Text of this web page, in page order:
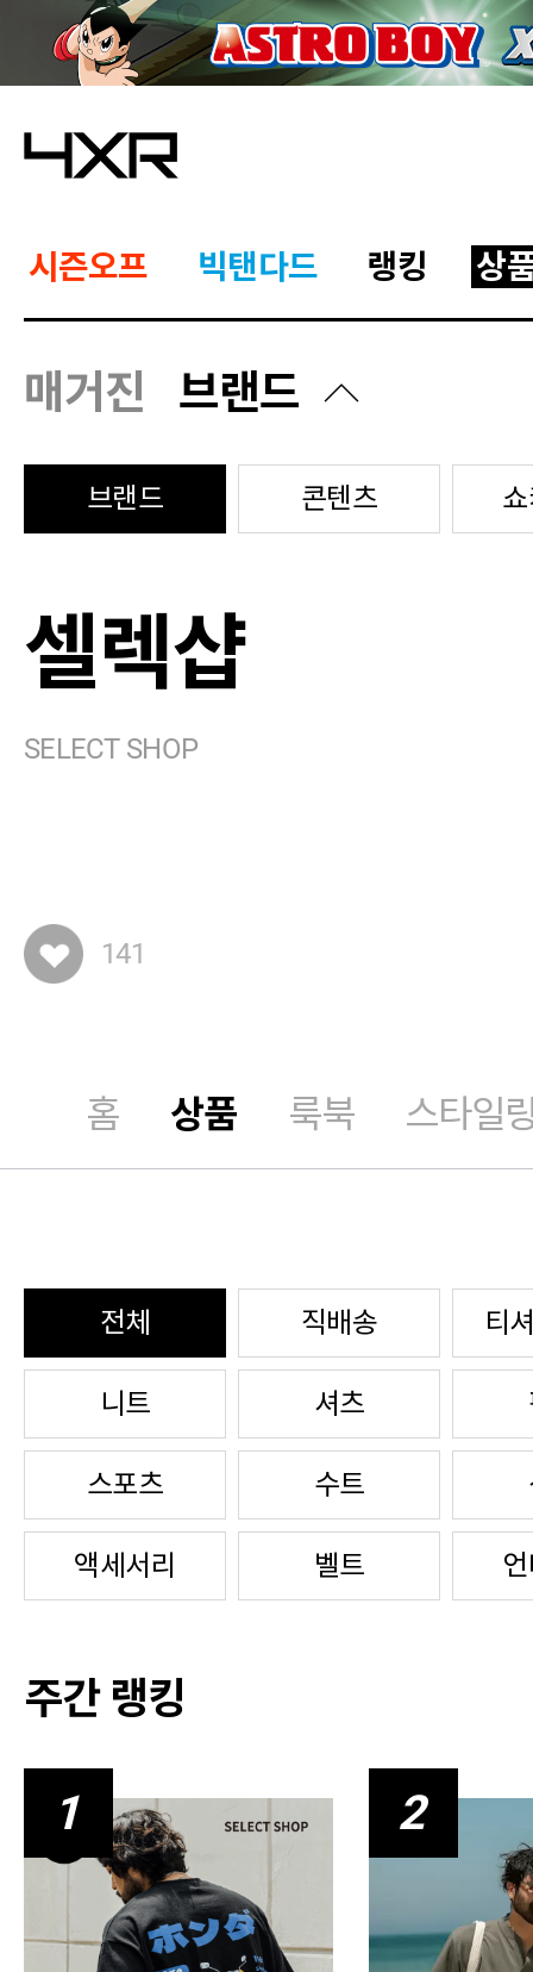
시즌오프 빅탠다드 랭킹 상
매거진 브랜드
브랜드 콘텐츠
셀렉샵
SELECT SHOP
141
홈 상품 룩북 스타일
전체 직배송 티
니트 셔츠
스포츠 수트
액세서리 벨트
주간 랭킹
1 2